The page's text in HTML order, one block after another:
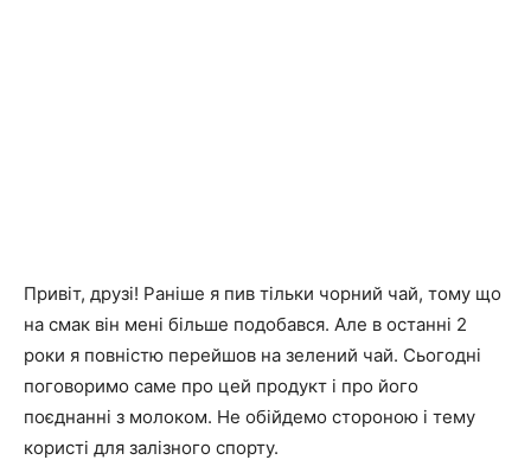
Привіт, друзі! Раніше я пив тільки чорний чай, тому що
на смак він мені більше подобався. Але в останні 2
роки я повністю перейшов на зелений чай. Сьогодні
поговоримо саме про цей продукт і про його
поєднанні з молоком. Не обійдемо стороною і тему
користі для залізного спорту.